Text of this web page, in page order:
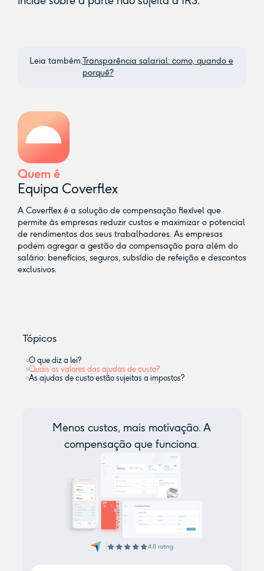
Leia também:Transparência salarial: como, quando e
porquê?
Quem é
Equipa Coverflex
A Coverflex é a solução de compensação flexível que
permite às empresas reduzir custos e maximizar o potencial
de rendimentos dos seus trabalhadores. As empresas
podem agregar a gestão da compensação para além do
salário: benefícios, seguros, subsídio de refeição e descontos
exclusivos.
Tópicos
O que diz a lei?
Quais os valores das ajudas de custo?
As ajudas de custo estão sujeitas a impostos?
Menos custos, mais motivação. A
compensação que funciona.
4.8 rating